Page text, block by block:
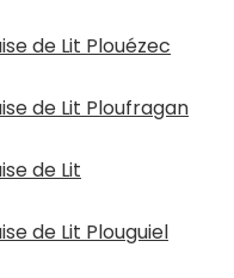
de Lit Plouézec
de Lit Ploufragan
de Lit
de Lit Plouguiel